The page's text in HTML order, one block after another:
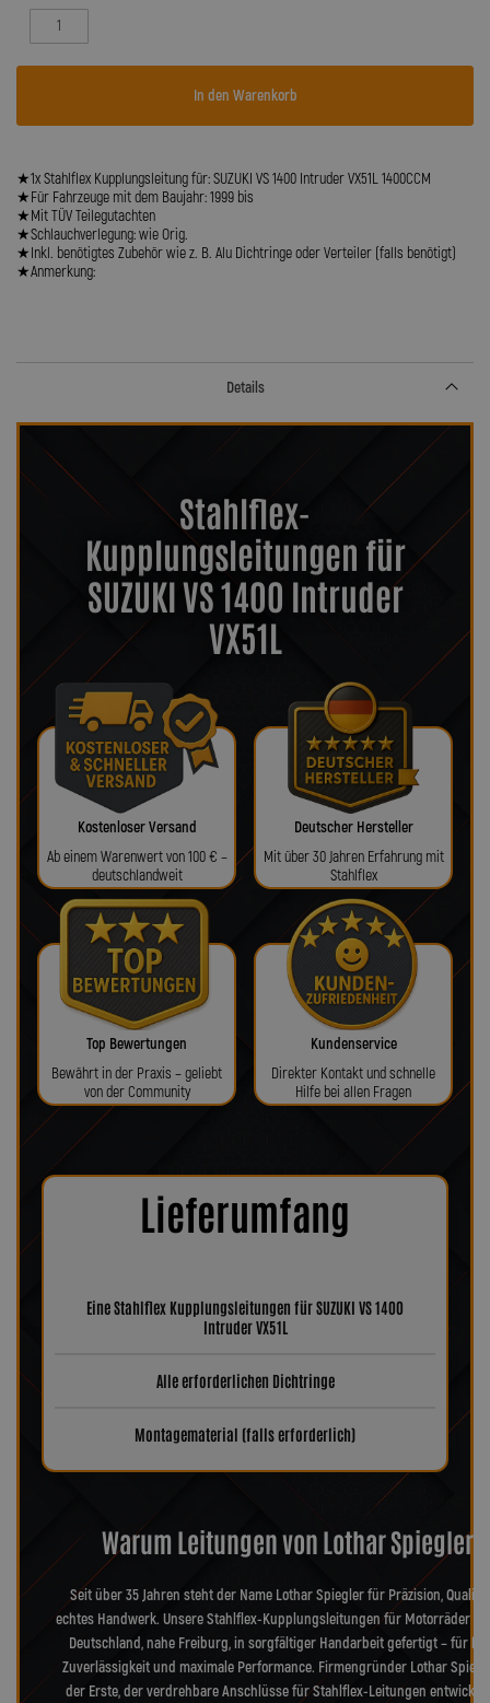
In den Warenkorb
★1x Stahlflex Kupplungsleitung für: SUZUKI VS 1400 Intruder VX51L 1400CCM
★Für Fahrzeuge mit dem Baujahr: 1999 bis
★Mit TÜV Teilegutachten
★Schlauchverlegung: wie Orig.
★Inkl. benötigtes Zubehör wie z. B. Alu Dichtringe oder Verteiler (falls benötigt)
★Anmerkung:
Details
Stahlflex-
Kupplungsleitungen für
SUZUKI VS 1400 Intruder
VX51L
Kostenloser Versand
Ab einem Warenwert von 100 € –
deutschlandweit
Deutscher Hersteller
Mit über 30 Jahren Erfahrung mit
Stahlflex
Top Bewertungen
Bewährt in der Praxis – geliebt
von der Community
Kundenservice
Direkter Kontakt und schnelle
Hilfe bei allen Fragen
Lieferumfang
Eine Stahlflex Kupplungsleitungen für SUZUKI VS 1400
Intruder VX51L
Alle erforderlichen Dichtringe
Montagematerial (falls erforderlich)
Warum Leitungen von Lothar Spiegler?
Seit über 35 Jahren steht der Name Lothar Spiegler für Präzision,
echtes Handwerk. Unsere Stahlflex-Kupplungsleitungen für Motorräder
Deutschland, nahe Freiburg, in sorgfältiger Handarbeit gefertigt – für
Zuverlässigkeit und maximale Performance. Firmengründer Lothar
der Erste, der verdrehbare Anschlüsse für Stahlflex-Leitungen